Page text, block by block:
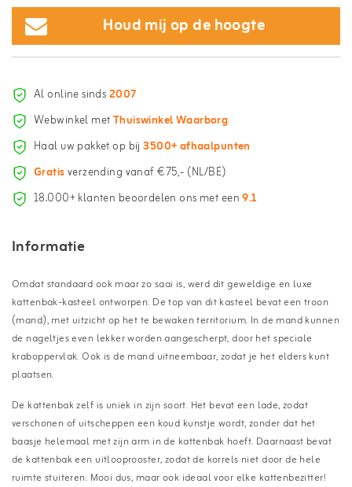
Houd mij op de hoogte
Al online sinds2007
Webwinkel metThuiswinkel Waarborg
Haal uw pakket op bij3500+ afhaalpunten
Gratisverzending vanaf €75,- (NL/BE)
18.000+ klanten beoordelen ons met een9.1
Informatie
Omdat standaard ook maar zo saai is, werd dit geweldige en luxe
kattenbak-kasteel ontworpen. De top van dit kasteel bevat een troon
(mand), met uitzicht op het te bewaken territorium. In de mand kunnen
de nageltjes even lekker worden aangescherpt, door het speciale
kraboppervlak. Ook is de mand uitneembaar, zodat je het elders kunt
plaatsen.
De kattenbak zelf is uniek in zijn soort. Het bevat een lade, zodat
verschonen of uitscheppen een koud kunstje wordt, zonder dat het
baasje helemaal met zijn arm in de kattenbak hoeft. Daarnaast bevat
de kattenbak een uitlooprooster, zodat de korrels niet door de hele
ruimte stuiteren. Mooi dus, maar ook ideaal voor elke kattenbezitter!